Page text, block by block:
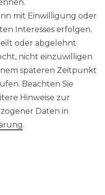
mit Einwilligung oder
Interesses erfolgen.
oder abgelehnt
nicht einzuwilligen
späteren Zeitpunkt
Beachten Sie
Hinweise zur
Daten in
.